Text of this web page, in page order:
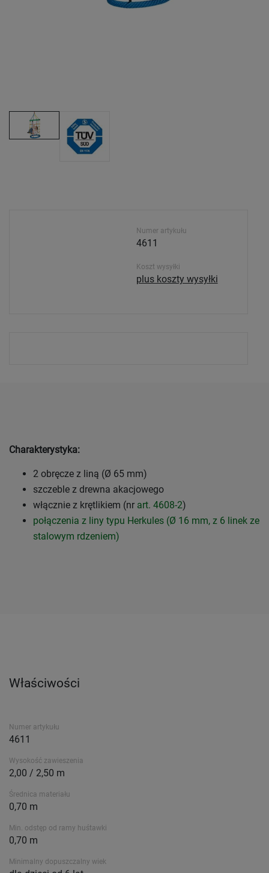
Numer artykułu
4611
Koszt wysyłki
plus koszty wysyłki
Charakterystyka:
2 obręcze z liną (Ø 65 mm)
szczeble z drewna akacjowego
włącznie z krętlikiem (nr art. 4608-2)
połączenia z liny typu Herkules (Ø 16 mm, z 6 linek ze
stalowym rdzeniem)
Właściwości
Numer artykułu
4611
Wysokość zawieszenia
2,00 / 2,50 m
Średnica materiału
0,70 m
Min. odstęp od ramy huśtawki
0,70 m
Minimalny dopuszczalny wiek